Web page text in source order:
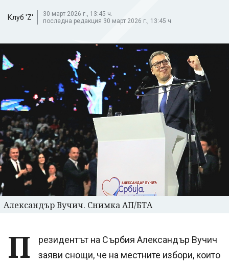
Клуб 'Z'
30 март 2026 г., 13:45 ч.
последна редакция 30 март 2026 г., 13:45 ч.
Александър Вучич. Снимка АП/БТА
П
резидентът на Сърбия Александър Вучич
заяви снощи, че на местните избори, които